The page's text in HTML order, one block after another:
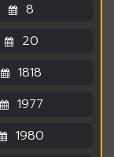
8
20
1818
1977
1980